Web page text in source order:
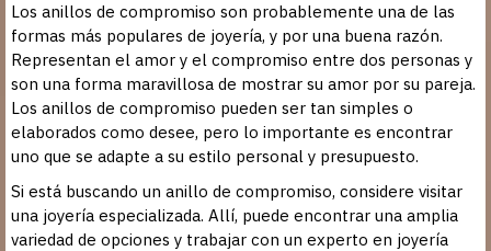
Los anillos de compromiso son probablemente una de las
formas más populares de joyería, y por una buena razón.
Representan el amor y el compromiso entre dos personas y
son una forma maravillosa de mostrar su amor por su pareja.
Los anillos de compromiso pueden ser tan simples o
elaborados como desee, pero lo importante es encontrar
uno que se adapte a su estilo personal y presupuesto.
Si está buscando un anillo de compromiso, considere visitar
una joyería especializada. Allí, puede encontrar una amplia
variedad de opciones y trabajar con un experto en joyería